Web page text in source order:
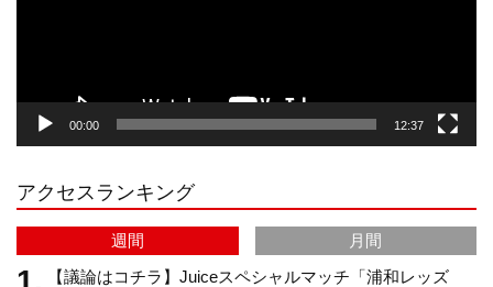
r
a
m
e
C
h
00:00 12:37
アクセスランキング
週間
月間
【議論はコチラ】Juiceスペシャルマッチ「浦和レッズ